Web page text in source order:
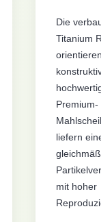
Die
Titanium
orientieren
konstruktiv
Premium-
liefern eine
mit hoher